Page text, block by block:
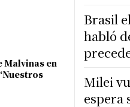
Malvinas en
Brasil
habló
Milei
espera